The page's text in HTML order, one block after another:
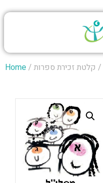
Home/